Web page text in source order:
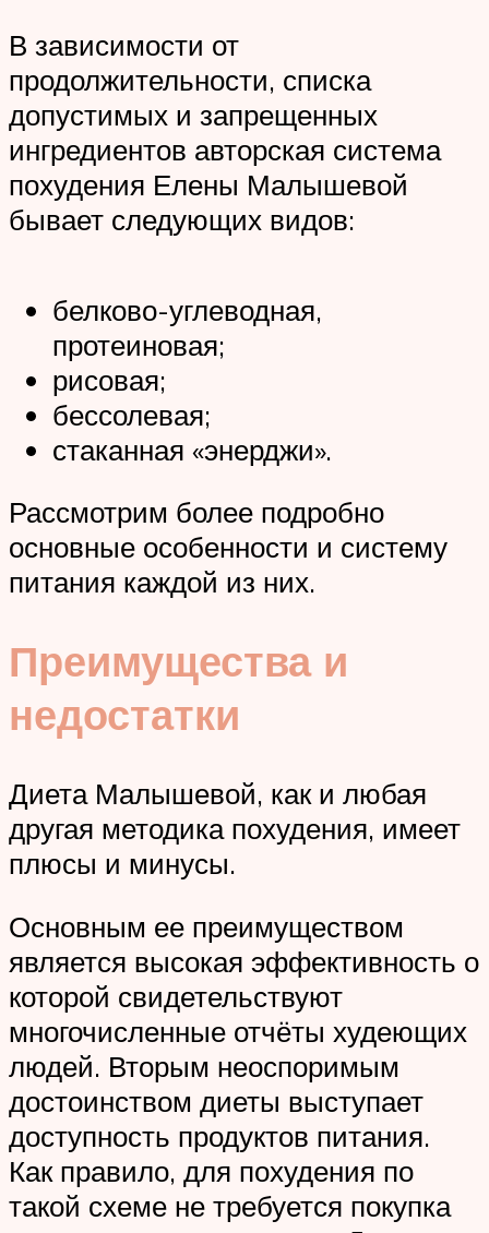
В зависимости от
продолжительности, списка
допустимых и запрещенных
ингредиентов авторская система
похудения Елены Малышевой
бывает следующих видов:
белково-углеводная,
протеиновая;
рисовая;
бессолевая;
стаканная «энерджи».
Рассмотрим более подробно
основные особенности и систему
питания каждой из них.
Преимущества и
недостатки
Диета Малышевой, как и любая
другая методика похудения, имеет
плюсы и минусы.
Основным ее преимуществом
является высокая эффективность о
которой свидетельствуют
многочисленные отчёты худеющих
людей. Вторым неоспоримым
достоинством диеты выступает
доступность продуктов питания.
Как правило, для похудения по
такой схеме не требуется покупка